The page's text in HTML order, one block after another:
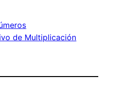
de Multiplicación